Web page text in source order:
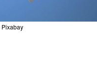
Pixabay